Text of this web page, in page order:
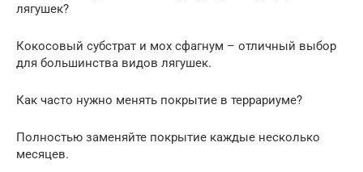
лягушек?
Кокосовый субстрат и мох сфагнум – отличный выбор
для большинства видов лягушек.
Как часто нужно менять покрытие в террариуме?
Полностью заменяйте покрытие каждые несколько
месяцев.